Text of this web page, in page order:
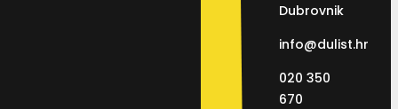
Dubrovnik
info@dulist.hr
020 350
670